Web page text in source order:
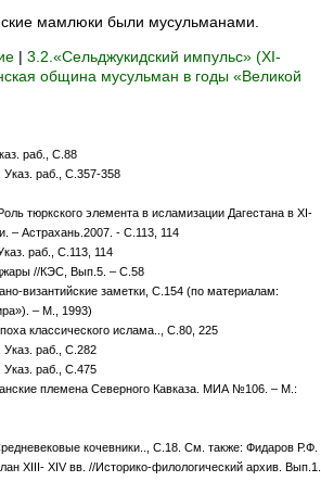
мамлюки были мусульманами.
| 3.2.«Сельджукидский импульс» (XI-
община мусульман в годы «Великой
раб., С.88
Указ. раб., С.357-358
тюркского элемента в исламизации Дагестана в XI-
– Астрахань.2007. - С.113, 114
раб., С.113, 114
//КЭС, Вып.5. – С.58
византийские заметки, С.154 (по материалам:
– М., 1993)
классического ислама.., С.80, 225
Указ. раб., С.282
Указ. раб., С.475
племена Северного Кавказа. МИА №106. – М.:
кочевники.., С.18. См. также: Фидаров Р.Ф.
XIII- XIV вв. //Историко-филологический архив. Вып.1.